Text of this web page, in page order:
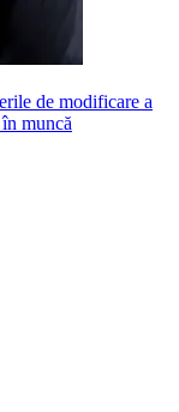
de modificare a
muncă